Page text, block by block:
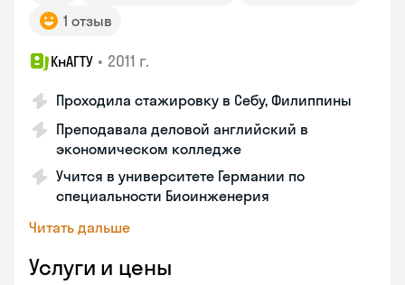
1 отзыв
КнАГТУ • 2011 г.
Проходила стажировку в Себу, Филиппины
Преподавала деловой английский в
экономическом колледже
Учится в университете Германии по
специальности Биоинженерия
Читать дальше
Услуги и цены